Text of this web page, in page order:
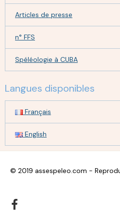
Articles de presse
n° FFS
Spéléologie à CUBA
Langues disponibles
Français
English
© 2019 assespeleo.com -